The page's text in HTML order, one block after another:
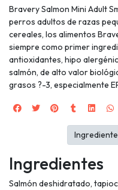
Bravery Salmon Mini Adult
perros adultos de razas
cereales, los alimentos
siempre como primer
antioxidantes, hipo
salmón, de alto valor
grasos ?-3, especialmente
Ingredientes
Salmón deshidratado,